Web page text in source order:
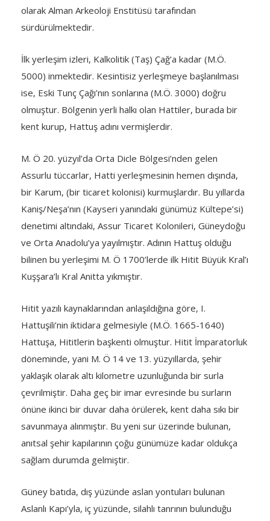
olarak Alman Arkeoloji Enstitüsü tarafından
sürdürülmektedir.
İlk yerleşim izleri, Kalkolitik (Taş) Çağ’a kadar (M.Ö.
5000) inmektedir. Kesintisiz yerleşmeye başlanılması
ise, Eski Tunç Çağı’nın sonlarına (M.Ö. 3000) doğru
olmuştur. Bölgenin yerli halkı olan Hattiler, burada bir
kent kurup, Hattuş adını vermişlerdir.
M. Ö 20. yüzyıl’da Orta Dicle Bölgesi’nden gelen
Assurlu tüccarlar, Hatti yerleşmesinin hemen dışında,
bir Karum, (bir ticaret kolonisi) kurmuşlardır. Bu yıllarda
Kaniş/Neşa’nın (Kayseri yanındaki günümüz Kültepe’si)
denetimi altındaki, Assur Ticaret Kolonileri, Güneydoğu
ve Orta Anadolu’ya yayılmıştır. Adının Hattuş olduğu
bilinen bu yerleşimi M. Ö 1700’lerde ilk Hitit Büyük Kral’ı
Kuşşara’lı Kral Anitta yıkmıştır.
Hitit yazılı kaynaklarından anlaşıldığına göre, I.
Hattuşili’nin iktidara gelmesiyle (M.Ö. 1665-1640)
Hattuşa, Hititlerin başkenti olmuştur. Hitit İmparatorluk
döneminde, yani M. Ö 14 ve 13. yüzyıllarda, şehir
yaklaşık olarak altı kilometre uzunluğunda bir surla
çevrilmiştir. Daha geç bir imar evresinde bu surların
önüne ikinci bir duvar daha örülerek, kent daha sıkı bir
savunmaya alınmıştır. Bu yeni sur üzerinde bulunan,
anıtsal şehir kapılarının çoğu günümüze kadar oldukça
sağlam durumda gelmiştir.
Güney batıda, dış yüzünde aslan yontuları bulunan
Aslanlı Kapı’yla, iç yüzünde, silahlı tanrının bulunduğu